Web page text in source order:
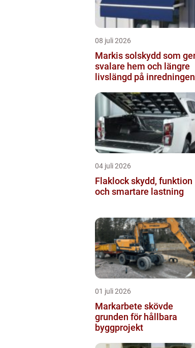
08 juli 2026
Markis solskydd som ger
svalare hem och längre
livslängd på inredningen
04 juli 2026
Flaklock skydd, funktion
och smartare lastning
01 juli 2026
Markarbete skövde
grunden för hållbara
byggprojekt